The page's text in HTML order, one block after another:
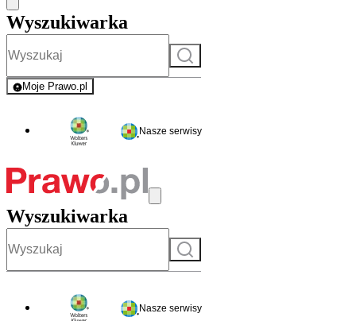
Wyszukiwarka
Szukaj
Moje Prawo.pl
- rejestracja i logowanie do serwisu
Nasze serwisy
Wyszukiwarka
Szukaj
Nasze serwisy